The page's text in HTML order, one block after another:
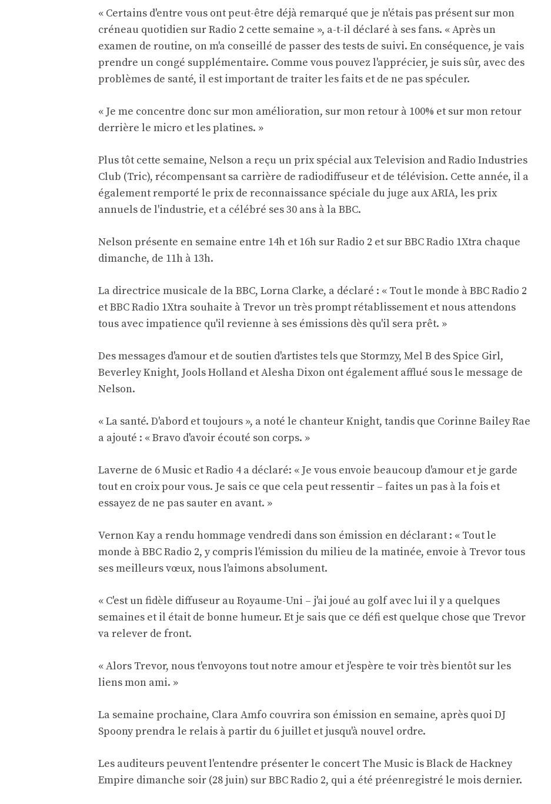
« Certains d'entre vous ont peut-être déjà remarqué que je n'étais pas présent sur mon
créneau quotidien sur Radio 2 cette semaine », a-t-il déclaré à ses fans. « Après un
examen de routine, on m'a conseillé de passer des tests de suivi. En conséquence, je vais
prendre un congé supplémentaire. Comme vous pouvez l'apprécier, je suis sûr, avec des
problèmes de santé, il est important de traiter les faits et de ne pas spéculer.
« Je me concentre donc sur mon amélioration, sur mon retour à 100% et sur mon retour
derrière le micro et les platines. »
Plus tôt cette semaine, Nelson a reçu un prix spécial aux Television and Radio Industries
Club (Tric), récompensant sa carrière de radiodiffuseur et de télévision. Cette année, il a
également remporté le prix de reconnaissance spéciale du juge aux ARIA, les prix
annuels de l'industrie, et a célébré ses 30 ans à la BBC.
Nelson présente en semaine entre 14h et 16h sur Radio 2 et sur BBC Radio 1Xtra chaque
dimanche, de 11h à 13h.
La directrice musicale de la BBC, Lorna Clarke, a déclaré : « Tout le monde à BBC Radio 2
et BBC Radio 1Xtra souhaite à Trevor un très prompt rétablissement et nous attendons
tous avec impatience qu'il revienne à ses émissions dès qu'il sera prêt. »
Des messages d'amour et de soutien d'artistes tels que Stormzy, Mel B des Spice Girl,
Beverley Knight, Jools Holland et Alesha Dixon ont également afflué sous le message de
Nelson.
« La santé. D'abord et toujours », a noté le chanteur Knight, tandis que Corinne Bailey Rae
a ajouté : « Bravo d'avoir écouté son corps. »
Laverne de 6 Music et Radio 4 a déclaré: « Je vous envoie beaucoup d'amour et je garde
tout en croix pour vous. Je sais ce que cela peut ressentir – faites un pas à la fois et
essayez de ne pas sauter en avant. »
Vernon Kay a rendu hommage vendredi dans son émission en déclarant : « Tout le
monde à BBC Radio 2, y compris l'émission du milieu de la matinée, envoie à Trevor tous
ses meilleurs vœux, nous l'aimons absolument.
« C'est un fidèle diffuseur au Royaume-Uni – j'ai joué au golf avec lui il y a quelques
semaines et il était de bonne humeur. Et je sais que ce défi est quelque chose que Trevor
va relever de front.
« Alors Trevor, nous t'envoyons tout notre amour et j'espère te voir très bientôt sur les
liens mon ami. »
La semaine prochaine, Clara Amfo couvrira son émission en semaine, après quoi DJ
Spoony prendra le relais à partir du 6 juillet et jusqu'à nouvel ordre.
Les auditeurs peuvent l'entendre présenter le concert The Music is Black de Hackney
Empire dimanche soir (28 juin) sur BBC Radio 2, qui a été préenregistré le mois dernier.